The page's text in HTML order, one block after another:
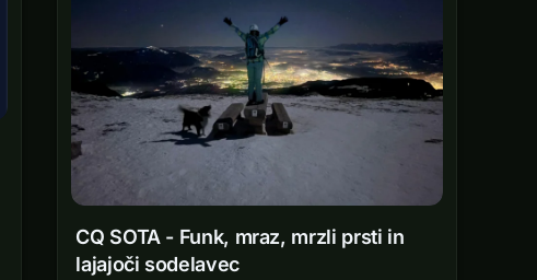
CQ SOTA - Funk, mraz, mrzli prsti in
lajajoči sodelavec